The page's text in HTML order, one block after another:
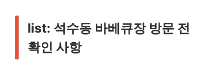
list: 석수동 바베큐장 방문 전
확인 사항